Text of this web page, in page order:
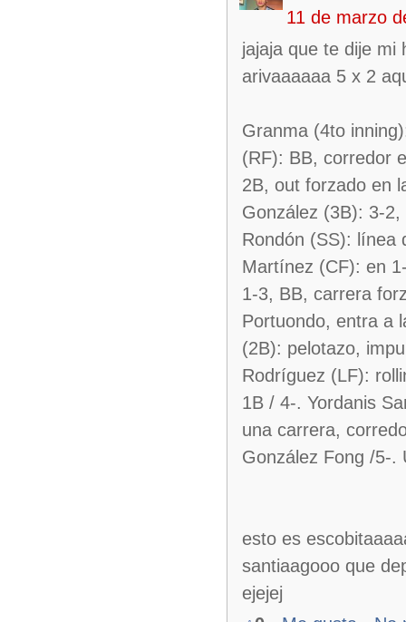
11 de marzo
jajaja que te dije mi
arivaaaaaa 5 x 2
Granma (4to
(RF): BB, corredor
2B, out forzado en
González (3B): 3-
Rondón (SS): línea
Martínez (CF): en
1-3, BB, carrera
Portuondo, entra a
(2B): pelotazo,
Rodríguez (LF):
1B / 4-. Yordanis
una carrera,
González Fong /5-.
esto es
santiaagooo que
ejejej